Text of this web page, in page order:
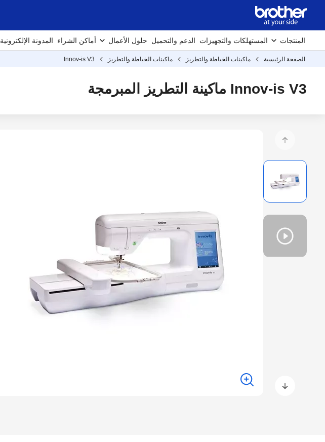
المنتجات المستهلكات والتجهيزات الدعم والتحميل حلول الأعمال أماكن الشراء المدونة الإلكترونية
الصفحة الرئيسية ماكينات الخياطة والتطريز ماكينات الخياطة والتطريز Innov-is V3
Innov-is V3 ماكينة التطريز المبرمجة